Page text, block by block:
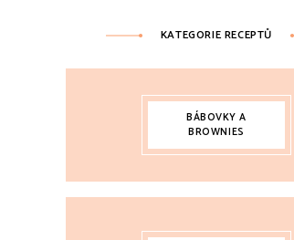
KATEGORIE RECEPTŮ
BÁBOVKY A
BROWNIES